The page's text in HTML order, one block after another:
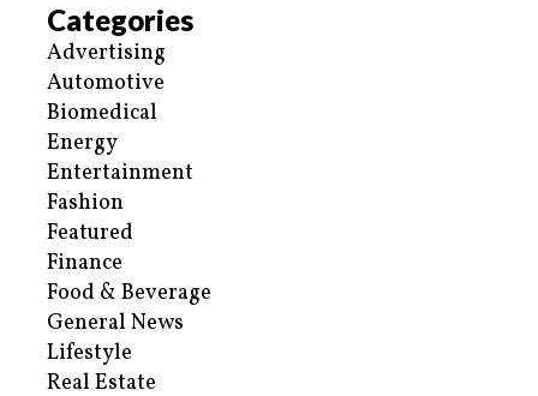
Categories
Advertising
Automotive
Biomedical
Energy
Entertainment
Fashion
Featured
Finance
Food & Beverage
General News
Lifestyle
Real Estate